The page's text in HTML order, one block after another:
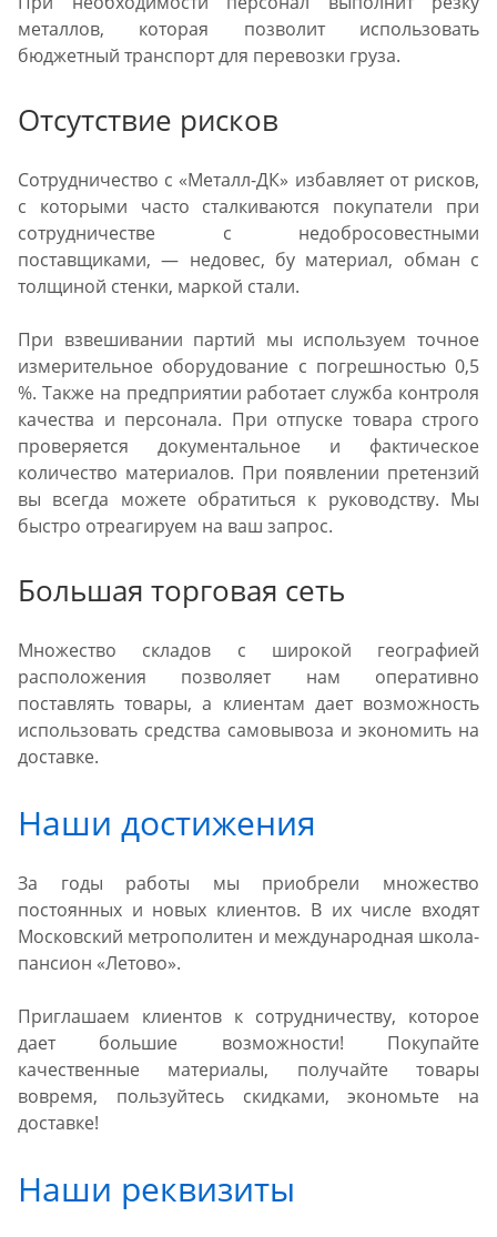
металлов, которая позволит использовать
бюджетный транспорт для перевозки груза.
Отсутствие рисков
Сотрудничество с «Металл-ДК» избавляет от рисков,
с которыми часто сталкиваются покупатели при
сотрудничестве с недобросовестными
поставщиками, — недовес, бу материал, обман с
толщиной стенки, маркой стали.
При взвешивании партий мы используем точное
измерительное оборудование с погрешностью 0,5
%. Также на предприятии работает служба контроля
качества и персонала. При отпуске товара строго
проверяется документальное и фактическое
количество материалов. При появлении претензий
вы всегда можете обратиться к руководству. Мы
быстро отреагируем на ваш запрос.
Большая торговая сеть
Множество складов с широкой географией
расположения позволяет нам оперативно
поставлять товары, а клиентам дает возможность
использовать средства самовывоза и экономить на
доставке.
Наши достижения
За годы работы мы приобрели множество
постоянных и новых клиентов. В их числе входят
Московский метрополитен и международная школа-
пансион «Летово».
Приглашаем клиентов к сотрудничеству, которое
дает большие возможности! Покупайте
качественные материалы, получайте товары
вовремя, пользуйтесь скидками, экономьте на
доставке!
Наши реквизиты